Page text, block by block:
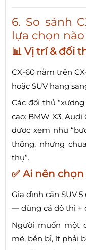
6. So sánh
lựa chọn
📊 Vị trí & đối
CX-60 nằm trên
hoặc SUV hạng
Các đối thủ
cao: BMW X3, Audi
được xem như
thông, nhưng
thụ”.
✅ Ai nên chọn
Gia đình cần SUV
— dùng cả đô thị +
Người muốn một
mẽ, bền bỉ, ít phải